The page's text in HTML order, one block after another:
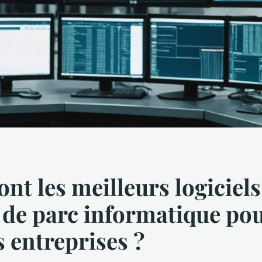
les meilleurs
parc informatique
entreprises ?